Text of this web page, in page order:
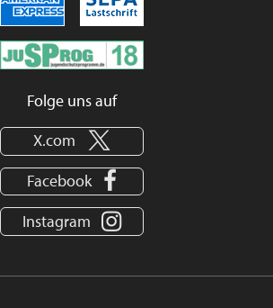
Folge uns auf
X.com
Facebook
Instagram